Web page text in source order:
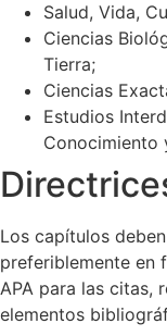
Salud, Vida,
Ciencias
Tierra;
Ciencias
Estudios
Conocimiento
Los capítulos
preferiblemente en
APA para las citas,
elementos